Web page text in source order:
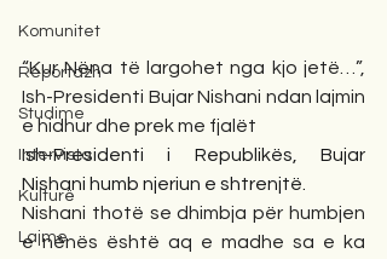
Komunitet
Reportazh
Studime
Intervista
Kulturë
Lajme
“Kur Nëna të largohet nga kjo jetë…”,
Ish-Presidenti Bujar Nishani ndan lajmin
e hidhur dhe prek me fjalët
Ish-Presidenti i Republikës, Bujar
Nishani humb njeriun e shtrenjtë.
Nishani thotë se dhimbja për humbjen
e nënës është aq e madhe sa e ka